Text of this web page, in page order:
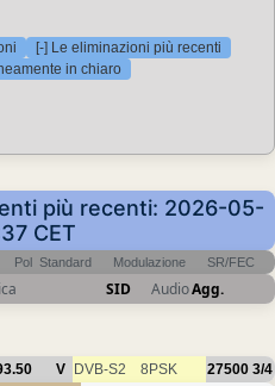
[-] Le eliminazioni più recenti
in chiaro
più recenti: 2026-05-
CET
Pol Standard Modulazione SR/FEC
SID AudioAgg.
V DVB-S2 8PSK 27500 3/4